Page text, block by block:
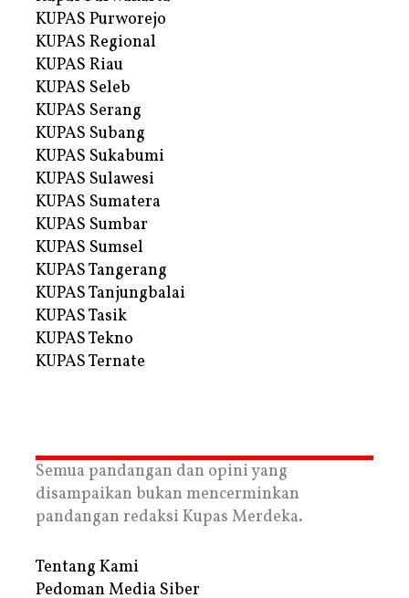
KUPAS Purworejo
KUPAS Regional
KUPAS Riau
KUPAS Seleb
KUPAS Serang
KUPAS Subang
KUPAS Sukabumi
KUPAS Sulawesi
KUPAS Sumatera
KUPAS Sumbar
KUPAS Sumsel
KUPAS Tangerang
KUPAS Tanjungbalai
KUPAS Tasik
KUPAS Tekno
KUPAS Ternate
Semua pandangan dan opini yang
disampaikan bukan mencerminkan
pandangan redaksi Kupas Merdeka.
Tentang Kami
Pedoman Media Siber